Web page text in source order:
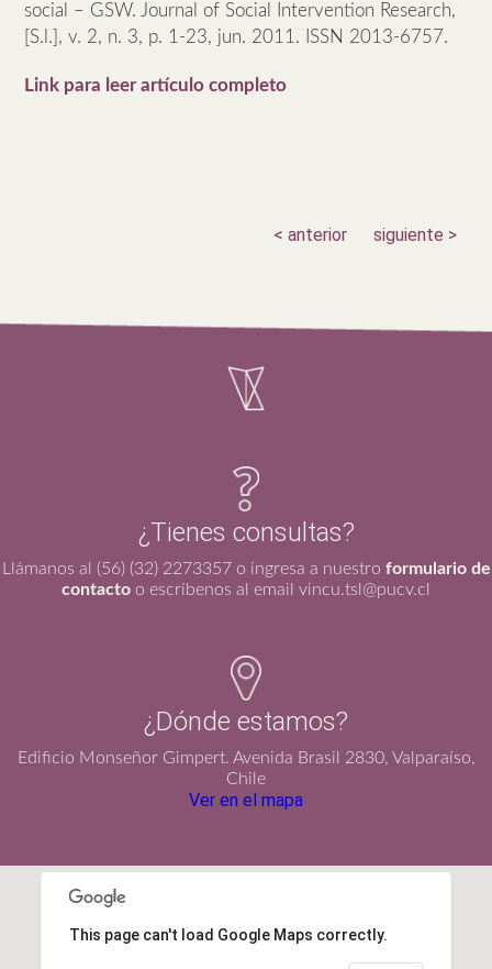
social – GSW. Journal of Social Intervention Research,
[S.l.], v. 2, n. 3, p. 1-23, jun. 2011. ISSN 2013-6757.
Link para leer artículo completo
< anterior siguiente >
¿Tienes consultas?
Llámanos al (56) (32) 2273357 o ingresa a nuestro formulario de
contacto o escríbenos al email vincu.tsl@pucv.cl
¿Dónde estamos?
Edificio Monseñor Gimpert. Avenida Brasil 2830, Valparaíso,
Chile
Ver en el mapa
This page can't load Google Maps correctly.